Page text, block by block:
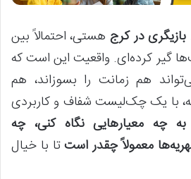
در کرج هستی، احتمالاً بین
گیر کرده‌ای. واقعیت این است که
هم زمانت را بسوزاند، هم
با یک چک‌لیست شفاف و کاربردی
به چه معیارهایی نگاه کنی، چه
معمولاً چقدر استتا با خیال